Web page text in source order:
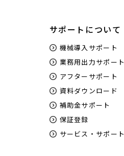
サポートについて
機械導入サポート
業務用出力サポート
アフターサポート
資料ダウンロード
補助金サポート
保証登録
サービス・サポート